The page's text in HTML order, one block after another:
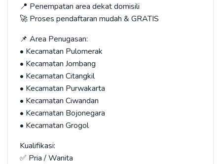
📍 Penempatan area dekat domisili
🚀 Proses pendaftaran mudah & GRATIS
📌 Area Penugasan:
• Kecamatan Pulomerak
• Kecamatan Jombang
• Kecamatan Citangkil
• Kecamatan Purwakarta
• Kecamatan Ciwandan
• Kecamatan Bojonegara
• Kecamatan Grogol
Kualifikasi:
✅ Pria / Wanita